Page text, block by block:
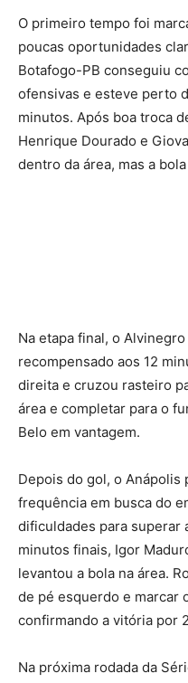
O primeiro tempo foi
poucas oportunidades
Botafogo-PB conseguiu
ofensivas e esteve perto
minutos. Após boa troca
Henrique Dourado e
dentro da área, mas a
Na etapa final, o
recompensado aos 12
direita e cruzou rasteiro
área e completar para o
Belo em vantagem.
Depois do gol, o Anápolis
frequência em busca do
dificuldades para superar
minutos finais, Igor
levantou a bola na área.
de pé esquerdo e marcar
confirmando a vitória por
Na próxima rodada da